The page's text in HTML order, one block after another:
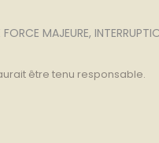
MAJEURE,
être tenu responsable.